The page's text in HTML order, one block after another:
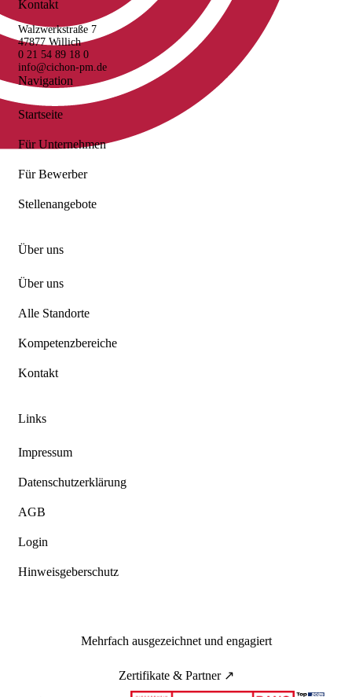
Kontakt
Walzwerkstraße 7
47877 Willich
0 21 54 89 18 0
info@cichon-pm.de
Navigation
Startseite
Für Unternehmen
Für Bewerber
Stellenangebote
Über uns
Über uns
Alle Standorte
Kompetenzbereiche
Kontakt
Links
Impressum
Datenschutzerklärung
AGB
Login
Hinweisgeberschutz
Mehrfach ausgezeichnet und engagiert
Zertifikate & Partner ↗